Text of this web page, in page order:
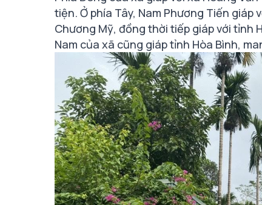
tiện. Ở phía Tây, Nam Phương Tiến
Chương Mỹ, đồng thời tiếp giáp với tỉnh
Nam của xã cũng giáp tỉnh Hòa Bình,